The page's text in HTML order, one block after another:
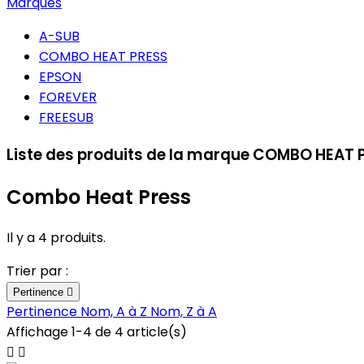
A-SUB
COMBO HEAT PRESS
EPSON
FOREVER
FREESUB
Liste des produits de la marque COMBO HEAT
Combo Heat Press
Il y a 4 produits.
Trier par :
Pertinence 
Pertinence Nom, A à Z Nom, Z à A
Affichage 1-4 de 4 article(s)
 